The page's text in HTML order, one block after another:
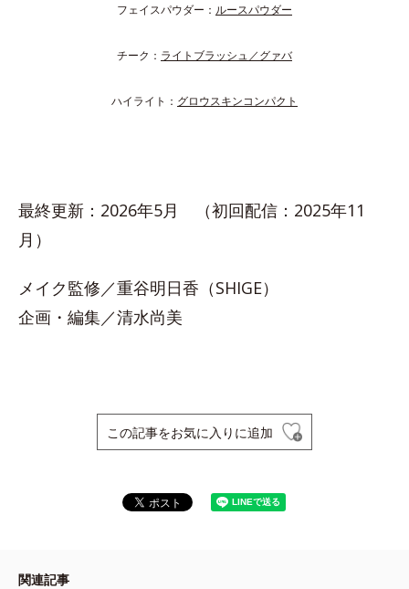
フェイスパウダー： ルースパウダー
チーク： ライトブラッシュ／グァバ
ハイライト： グロウスキンコンパクト
最終更新：2026年5月 （初回配信：2025年11
月）
メイク監修／重谷明日香（SHIGE）
企画・編集／清水尚美
この記事をお気に入りに追加
関連記事